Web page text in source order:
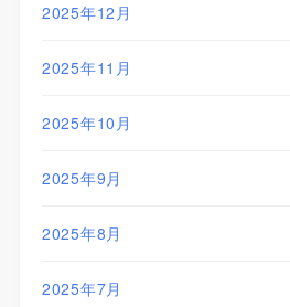
2025年12月
2025年11月
2025年10月
2025年9月
2025年8月
2025年7月